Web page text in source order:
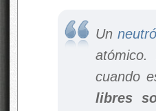
Un
atómico.
cuando
libres